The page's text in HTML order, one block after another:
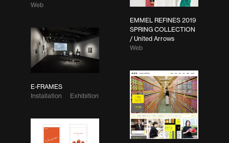
Web
EMMEL REFINES 2019
SPRING COLLECTION
/ United Arrows
Web
E-FRAMES
Installation
Exhibition